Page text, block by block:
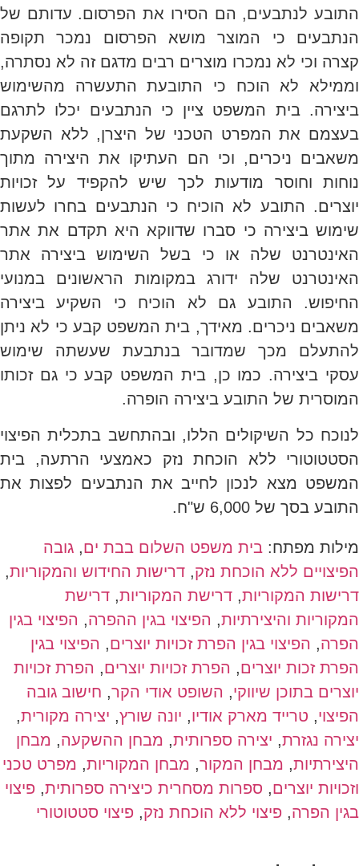
התובע לנתבעים, הם הסירו את הפרסום. עדותם של
הנתבעים כי המוצר מושא הפרסום נמכר תקופה
קצרה וכי לא נמכרו מוצרים רבים מדגם זה לא נסתרה,
וממילא לא הוכח כי התובעת התעשרה מהשימוש
ביצירה. בית המשפט ציין כי הנתבעים יכלו לתרגם
בעצמם את המפרט הטכני של היצרן, ללא השקעת
משאבים ניכרים, וכי הם העתיקו את היצירה מתוך
נוחות וחוסר מודעות לכך שיש להקפיד על זכויות
יוצרים. התובע לא הוכיח כי הנתבעים בחרו לעשות
שימוש ביצירה כי סברו שדווקא היא תקדם את אתר
האינטרנט שלה או כי בשל השימוש ביצירה אתר
האינטרנט שלה ידורג במקומות הראשונים במנועי
החיפוש. התובע גם לא הוכיח כי השקיע ביצירה
משאבים ניכרים. מאידך, בית המשפט קבע כי לא ניתן
להתעלם מכך שמדובר בנתבעת שעשתה שימוש
עסקי ביצירה. כמו כן, בית המשפט קבע כי גם זכותו
המוסרית של התובע ביצירה הופרה.
לנוכח כל השיקולים הללו, ובהתחשב בתכלית הפיצוי
הסטטוטורי ללא הוכחת נזק כאמצעי הרתעה, בית
המשפט מצא לנכון לחייב את הנתבעים לפצות את
התובע בסך של 6,000 ש"ח.
מילות מפתח: בית משפט השלום בבת ים, גובה
הפיצויים ללא הוכחת נזק, דרישות החידוש והמקוריות,
דרישות המקוריות, דרישת המקוריות, דרישת
המקוריות והיצירתיות, הפיצוי בגין ההפרה, הפיצוי בגין
הפרה, הפיצוי בגין הפרת זכויות יוצרים, הפיצוי בגין
הפרת זכות יוצרים, הפרת זכויות יוצרים, הפרת זכויות
יוצרים בתוכן שיווקי, השופט אודי הקר, חישוב גובה
הפיצוי, טרייד מארק אודיו, יונה שורץ, יצירה מקורית,
יצירה נגזרת, יצירה ספרותית, מבחן ההשקעה, מבחן
היצירתיות, מבחן המקור, מבחן המקוריות, מפרט טכני
וזכויות יוצרים, ספרות מסחרית כיצירה ספרותית, פיצוי
בגין הפרה, פיצוי ללא הוכחת נזק, פיצוי סטטוטורי